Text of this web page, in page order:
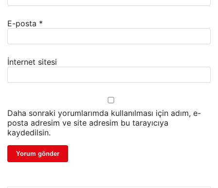
E-posta *
İnternet sitesi
Daha sonraki yorumlarımda kullanılması için adım, e-
posta adresim ve site adresim bu tarayıcıya
kaydedilsin.